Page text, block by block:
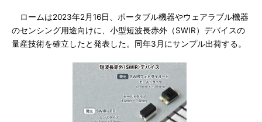
ロームは2023年2月16日、ポータブル機器やウェアラブル機器
のセンシング用途向けに、小型短波長赤外（SWIR）デバイスの
量産技術を確立したと発表した。同年3月にサンプル出荷する。